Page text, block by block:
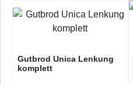
Gutbrod Unica Lenkung
komplett